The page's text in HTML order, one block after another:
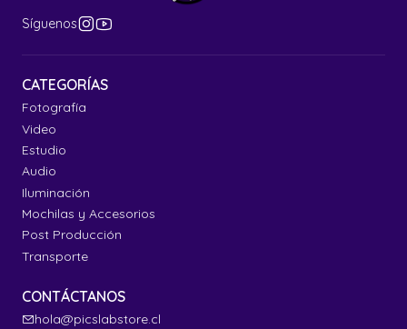
Síguenos
CATEGORÍAS
Fotografía
Video
Estudio
Audio
Iluminación
Mochilas y Accesorios
Post Producción
Transporte
CONTÁCTANOS
hola@picslabstore.cl